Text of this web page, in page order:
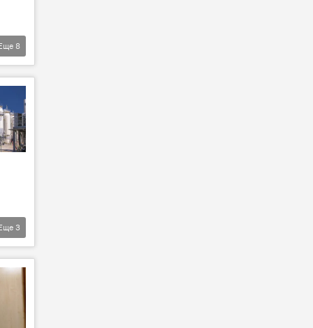
8
3